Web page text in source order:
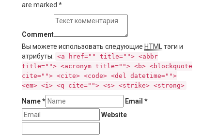
are marked *
Comment
Вы можете использовать следующие HTML
тэги и
атрибуты: <a href="" title=""> <abbr
title=""> <acronym title=""> <b> <blockquote
cite=""> <cite> <code> <del datetime="">
<em> <i> <q cite=""> <s> <strike> <strong>
Name* Email *
Website